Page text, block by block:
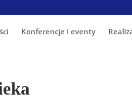
Konferencje i eventy